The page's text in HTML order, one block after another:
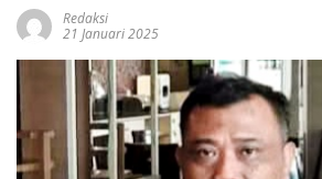
Redaksi
21 Januari 2025